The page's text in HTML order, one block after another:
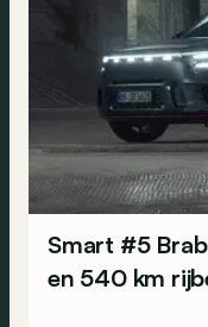
Smart #5
en 540 km